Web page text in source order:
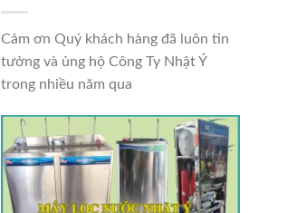
Cảm ơn Quý khách hàng đã luôn tin
tưởng và ủng hộ Công Ty Nhật Ý
trong nhiều năm qua